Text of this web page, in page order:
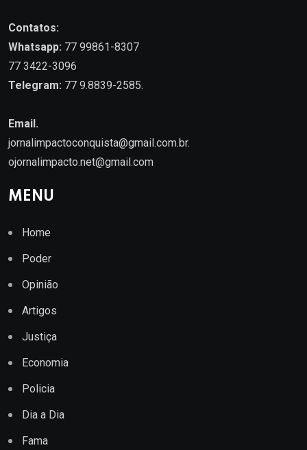
Contatos:
Whatsapp: 77 99861-8307
77 3422-3096
Telegram: 77 9.8839-2585.
Email.
jornalimpactoconquista@gmail.com.br.
ojornalimpacto.net@gmail.com
MENU
Home
Poder
Opinião
Artigos
Justiça
Economia
Policia
Dia a Dia
Fama